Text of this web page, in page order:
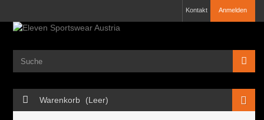
Anmelden
Kontakt
Warenkorb (Leer)